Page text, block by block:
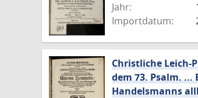
Jahr:
Importdatum:
Christliche Leich-
dem 73. Psalm.
Handelsmanns